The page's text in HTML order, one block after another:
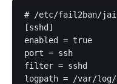
# /etc/fail2ban/
[sshd]
enabled = true
port = ssh
filter = sshd
logpath = /var/